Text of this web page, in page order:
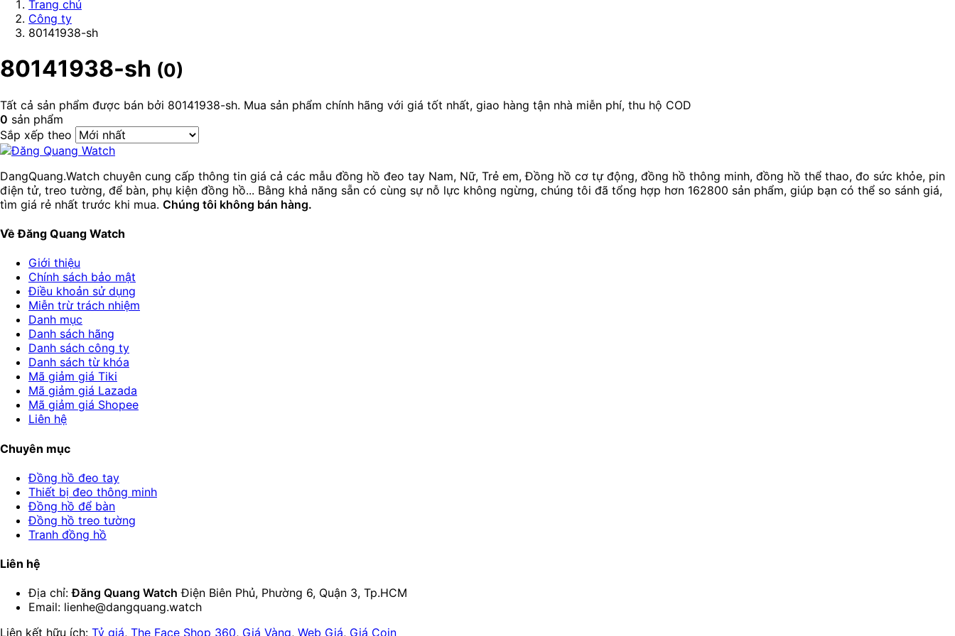
Trang chủ
Công ty
80141938-sh
80141938-sh (0)
Tất cả sản phẩm được bán bởi 80141938-sh. Mua sản phẩm chính hãng với giá tốt nhất, giao hàng tận nhà miễn phí, thu hộ COD
0 sản phẩm
Sắp xếp theo
DangQuang.Watch chuyên cung cấp thông tin giá cả các mẫu đồng hồ đeo tay Nam, Nữ, Trẻ em, Đồng hồ cơ tự động, đồng hồ thông minh, đồng hồ thể thao, đo sức khỏe, pin
điện tử, treo tường, để bàn, phụ kiện đồng hồ... Bằng khả năng sẵn có cùng sự nỗ lực không ngừng, chúng tôi đã tổng hợp hơn 162800 sản phẩm, giúp bạn có thể so sánh giá,
tìm giá rẻ nhất trước khi mua. Chúng tôi không bán hàng.
Về Đăng Quang Watch
Giới thiệu
Chính sách bảo mật
Điều khoản sử dụng
Miễn trừ trách nhiệm
Danh mục
Danh sách hãng
Danh sách công ty
Danh sách từ khóa
Mã giảm giá Tiki
Mã giảm giá Lazada
Mã giảm giá Shopee
Liên hệ
Chuyên mục
Đồng hồ đeo tay
Thiết bị đeo thông minh
Đồng hồ để bàn
Đồng hồ treo tường
Tranh đồng hồ
Liên hệ
Địa chỉ:Đăng Quang Watch Điện Biên Phủ, Phường 6, Quận 3, Tp.HCM
Email: lienhe@dangquang.watch
Liên kết hữu ích: Tỷ giá, The Face Shop 360, Giá Vàng, Web Giá, Giá Coin